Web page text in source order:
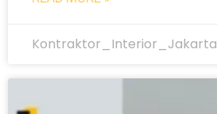
Kontraktor_Interior_Jakarta